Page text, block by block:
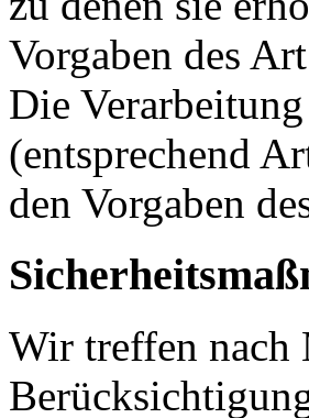
Vorgaben des
Die
(entsprechend
den Vorgaben
Wir treffen nach